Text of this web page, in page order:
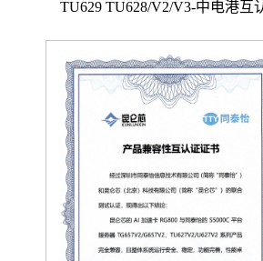
TU629 TU628/V2/V3-中电港互